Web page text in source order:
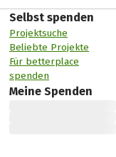
Selbst spenden
Projektsuche
Beliebte Projekte
Für betterplace
spenden
Meine Spenden